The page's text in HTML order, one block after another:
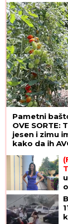
Pametni
OVE
jesen i zimu
kako da ih